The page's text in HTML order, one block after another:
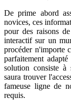
De prime abord
novices, ces
pour des raisons
interactif sur un
procéder n'importe
parfaitement
solution consiste à
saura trouver
fameuse ligne de
requis.